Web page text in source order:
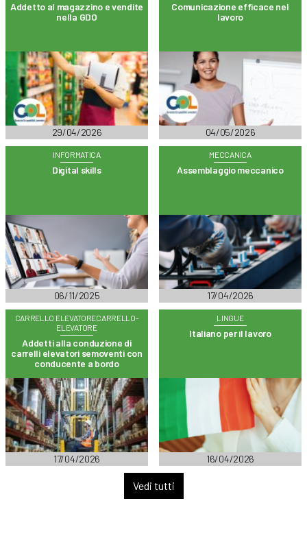
Addetto al magazzino e vendite
nella GDO
29/04/2026
Comunicazione efficace nel
lavoro
04/05/2026
INFORMATICA
Digital skills
06/11/2025
MECCANICA
Assemblaggio meccanico
17/04/2026
CARRELLO ELEVATORECARRELLO-
ELEVATORE
Addetti alla conduzione di
carrelli elevatori semoventi con
conducente a bordo
17/04/2026
LINGUE
Italiano per il lavoro
16/04/2026
Vedi tutti